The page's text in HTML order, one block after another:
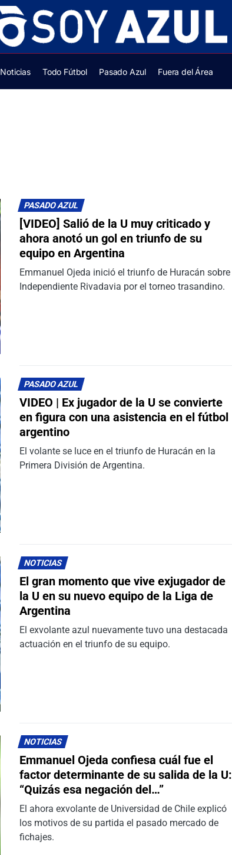
Noticias Todo Fútbol Pasado Azul Fuera del Área
PASADO AZUL
[VIDEO] Salió de la U muy criticado y
ahora anotó un gol en triunfo de su
equipo en Argentina
Emmanuel Ojeda inició el triunfo de Huracán sobre
Independiente Rivadavia por el torneo trasandino.
PASADO AZUL
VIDEO | Ex jugador de la U se convierte
en figura con una asistencia en el fútbol
argentino
El volante se luce en el triunfo de Huracán en la
Primera División de Argentina.
NOTICIAS
El gran momento que vive exjugador de
la U en su nuevo equipo de la Liga de
Argentina
El exvolante azul nuevamente tuvo una destacada
actuación en el triunfo de su equipo.
NOTICIAS
Emmanuel Ojeda confiesa cuál fue el
factor determinante de su salida de la U:
“Quizás esa negación del…”
El ahora exvolante de Universidad de Chile explicó
los motivos de su partida el pasado mercado de
fichajes.